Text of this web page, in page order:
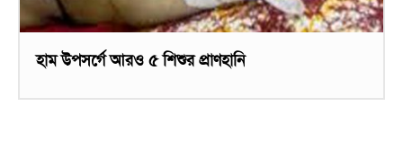
হাম উপসর্গে আরও ৫ শিশুর প্রাণহানি